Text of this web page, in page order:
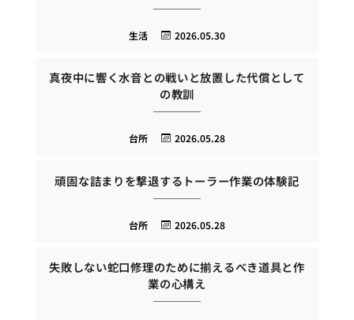
2026.05.30
生活
真夜中に響く水音との戦いと放置した代償として
の教訓
2026.05.28
台所
頑固な詰まりを撃退するトーラー作業の体験記
2026.05.28
台所
失敗しない蛇口修理のために揃えるべき道具と作
業の心構え